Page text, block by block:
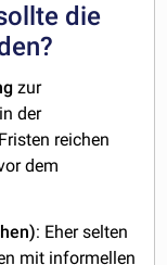
die
zur
in der
reichen
dem
: Eher selten
mit informellen